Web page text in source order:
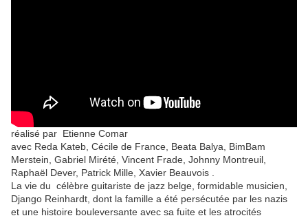
réalisé par Etienne Comar
avec Reda Kateb, Cécile de France, Beata Balya, BimBam
Merstein, Gabriel Mirété, Vincent Frade, Johnny Montreuil,
Raphaël Dever, Patrick Mille, Xavier Beauvois .
La vie du célèbre guitariste de jazz belge, formidable musicien,
Django Reinhardt, dont la famille a été persécutée par les nazis
et une histoire bouleversante avec sa fuite et les atrocités